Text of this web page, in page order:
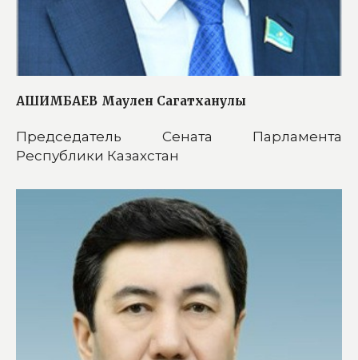
АШИМБАЕВ Маулен Сагатханулы
Председатель Сената Парламента
Республики Казахстан